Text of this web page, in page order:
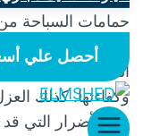
أحصل علي
حمامات السباحة
الفنادق، والأندية
الخطوات التي
وكفاءتها. كذلك
من الأضرار التي قد